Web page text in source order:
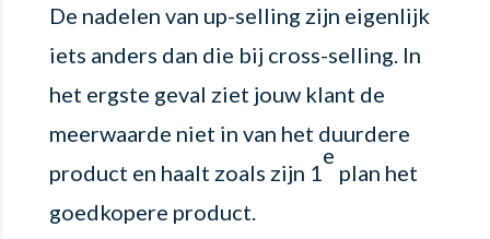
De nadelen van up-selling zijn eigenlijk
iets anders dan die bij cross-selling. In
het ergste geval ziet jouw klant de
meerwaarde niet in van het duurdere
product en haalt zoals zijn 1
e
plan het
goedkopere product.